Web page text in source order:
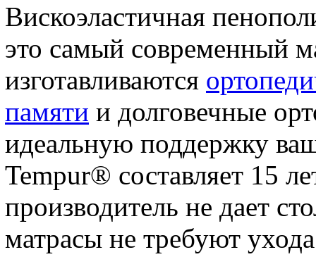
Вискоэластичная
это самый современный
изготавливаются
памяти и долговечные
идеальную поддержку
Tempur® составляет 15
производитель не дает
матрасы не требуют